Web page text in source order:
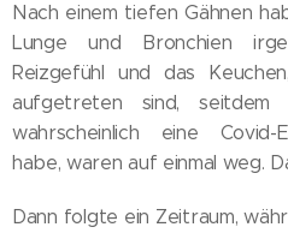
Nach einem tiefen Gähnen
Lunge und Bronchien
Reizgefühl und das
aufgetreten sind,
wahrscheinlich eine Covid-
habe, waren auf einmal weg.
Dann folgte ein Zeitraum,